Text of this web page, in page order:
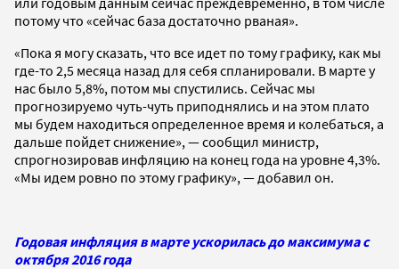
потому что «сейчас база достаточно рваная».
«Пока я могу сказать, что все идет по тому графику, как мы
где-то 2,5 месяца назад для себя спланировали. В марте у
нас было 5,8%, потом мы спустились. Сейчас мы
прогнозируемо чуть-чуть приподнялись и на этом плато
мы будем находиться определенное время и колебаться, а
дальше пойдет снижение», — сообщил министр,
спрогнозировав инфляцию на конец года на уровне 4,3%.
«Мы идем ровно по этому графику», — добавил он.
Годовая инфляция в марте ускорилась до максимума с
октября 2016 года